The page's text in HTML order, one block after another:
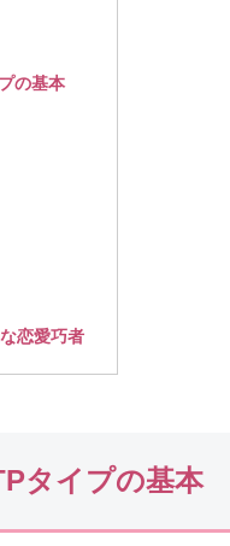
の基本
恋愛巧者
タイプの基本